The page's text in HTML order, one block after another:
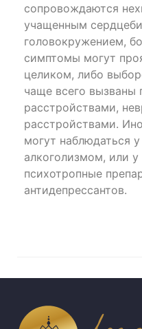
сопровождаются
учащенным
головокружением,
симптомы могут
целиком, либо
чаще всего вызваны
расстройствами,
расстройствами.
могут наблюдаться
алкоголизмом, или
психотропные
антидепрессантов.